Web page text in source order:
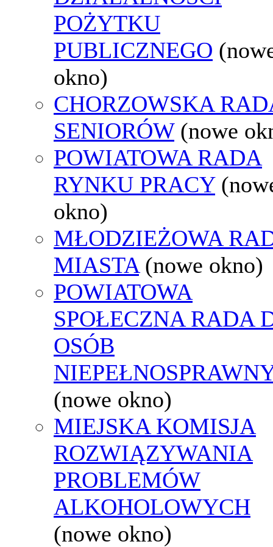
POŻYTKU
PUBLICZNEGO
okno)
CHORZOWSKA
SENIORÓW (nowe
POWIATOWA RADA
RYNKU PRACY
okno)
MŁODZIEŻOWA
MIASTA (nowe okno)
POWIATOWA
SPOŁECZNA RADA
OSÓB
(nowe okno)
MIEJSKA KOMISJA
ROZWIĄZYWANIA
PROBLEMÓW
ALKOHOLOWYCH
(nowe okno)